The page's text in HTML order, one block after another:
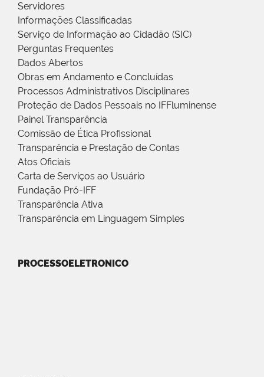
Servidores
Informações Classificadas
Serviço de Informação ao Cidadão (SIC)
Perguntas Frequentes
Dados Abertos
Obras em Andamento e Concluídas
Processos Administrativos Disciplinares
Proteção de Dados Pessoais no IFFluminense
Painel Transparência
Comissão de Ética Profissional
Transparência e Prestação de Contas
Atos Oficiais
Carta de Serviços ao Usuário
Fundação Pró-IFF
Transparência Ativa
Transparência em Linguagem Simples
PROCESSOELETRONICO